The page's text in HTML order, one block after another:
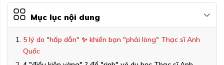
Mục lục nội dung
5 lý do "hấp dẫn" ✨ khiến bạn "phải lòng" Thạc sĩ Anh
Quốc